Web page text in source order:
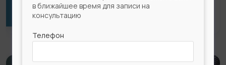
ДО-ПОСЛЕ
в ближайшее время для записи на
консультацию
Телефон